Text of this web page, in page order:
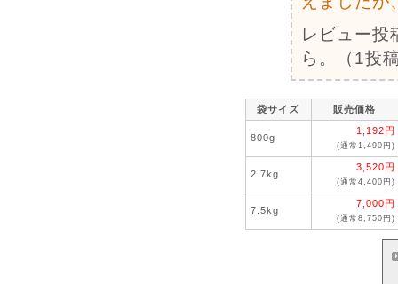
レビュー投
ら。（1投
袋サイズ 販売価格
800g
1,192円
(通常1,490円)
2.7kg
3,520円
(通常4,400円)
7.5kg
7,000円
(通常8,750円)